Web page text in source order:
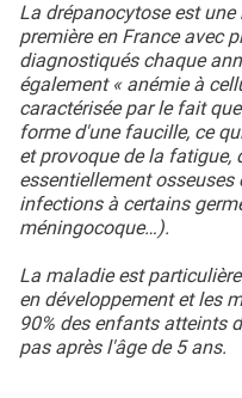
La drépanocytose est
première en France avec
diagnostiqués chaque
également « anémie à
caractérisée par le fait
forme d'une faucille, ce
et provoque de la fatigue,
essentiellement
infections à certains
méningocoque…).
La maladie est
en développement et les
90% des enfants atteints
pas après l'âge de 5 ans.